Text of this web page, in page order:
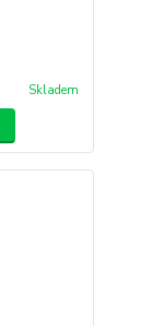
Skladem